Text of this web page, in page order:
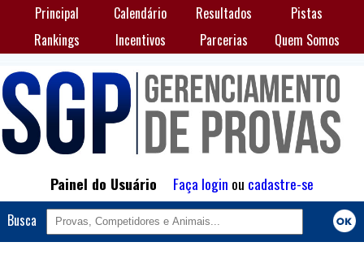
Principal Calendário Resultados
Pistas
Rankings
Incentivos Parcerias Quem Somos
Painel do Usuário Faça login ou cadastre-se
Busca